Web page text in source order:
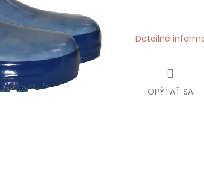
Detailné
OPÝTAŤ SA